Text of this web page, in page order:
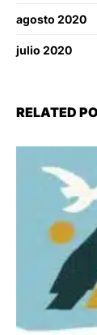
agosto 2020
julio 2020
RELATED